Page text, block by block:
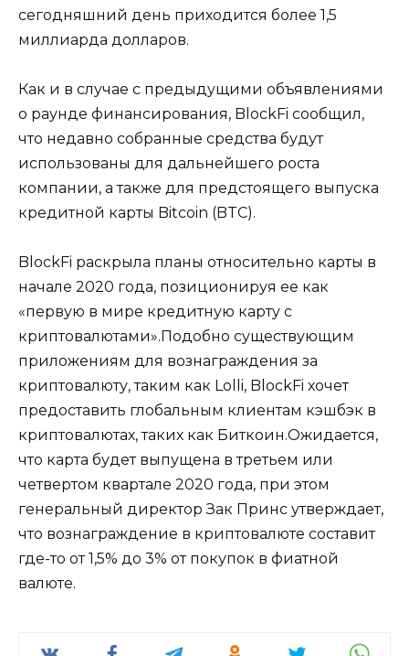
сегодняшний день приходится более 1,5
миллиарда долларов.
Как и в случае с предыдущими объявлениями
о раунде финансирования, BlockFi сообщил,
что недавно собранные средства будут
использованы для дальнейшего роста
компании, а также для предстоящего выпуска
кредитной карты Bitcoin (BTC).
BlockFi раскрыла планы относительно карты в
начале 2020 года, позиционируя ее как
«первую в мире кредитную карту с
криптовалютами».Подобно существующим
приложениям для вознаграждения за
криптовалюту, таким как Lolli, BlockFi хочет
предоставить глобальным клиентам кэшбэк в
криптовалютах, таких как Биткоин.Ожидается,
что карта будет выпущена в третьем или
четвертом квартале 2020 года, при этом
генеральный директор Зак Принс утверждает,
что вознаграждение в криптовалюте составит
где-то от 1,5% до 3% от покупок в фиатной
валюте.